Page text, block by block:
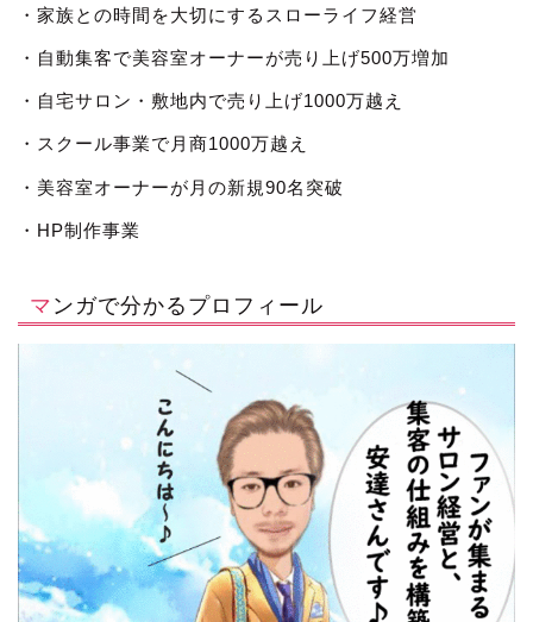
・家族との時間を大切にするスローライフ経営
・自動集客で美容室オーナーが売り上げ500万増加
・自宅サロン・敷地内で売り上げ1000万越え
・スクール事業で月商1000万越え
・美容室オーナーが月の新規90名突破
・HP制作事業
マンガで分かるプロフィール